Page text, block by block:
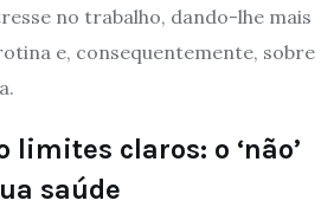
no trabalho, dando-lhe mais
e, consequentemente, sobre
limites claros: o ‘não’
saúde